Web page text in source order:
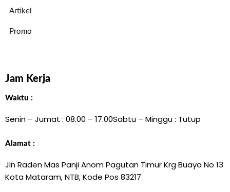
Artikel
Promo
Jam Kerja
Waktu :
Senin – Jumat : 08.00 – 17.00Sabtu – Minggu : Tutup
Alamat :
Jln Raden Mas Panji Anom Pagutan Timur Krg Buaya No 13
Kota Mataram, NTB, Kode Pos 83217